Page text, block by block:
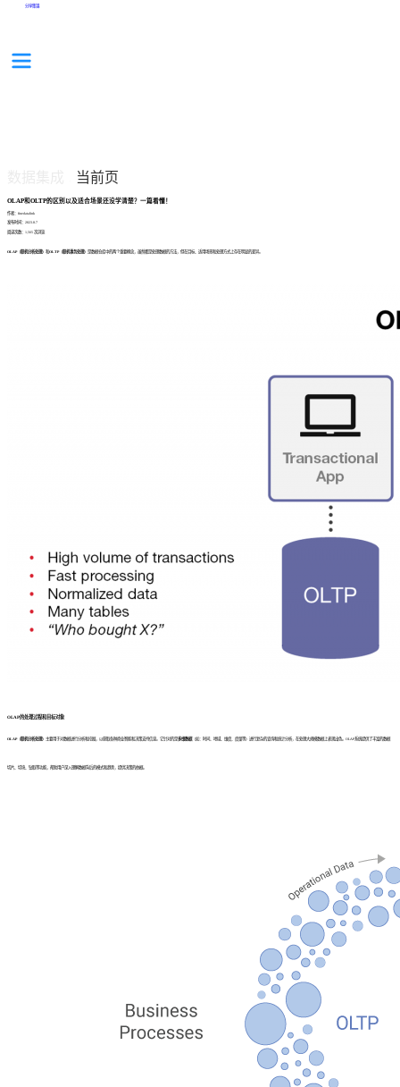
分享集锦
当前页
OLAP和OLTP的区别以及适合场景还没学清楚？一篇看懂！
作者：finedatalink
发布时间：2023.8.7
阅读次数：1,565 次浏览
OLAP（联机分析处理） 和 OLTP（联机事务处理） 是数据仓库中的两个重要概念，虽然都是处理数据的方法，但在目标、适用场景和处理方式上存在明显的差异。
OLAP的处理过程和目标对象
OLAP（联机分析处理） 主要用于对数据进行分析和挖掘，以获取各种商业智能和决策支持信息。它针对的是多维数据（如：时间、地域、维度、度量等）进行复杂的查询和统计分析，在处理大规模数据上表现出色。OLAP系统提供了丰富的数据
切片、切块、钻取等功能，帮助用户深入理解数据背后的模式和趋势，提供决策的依据。